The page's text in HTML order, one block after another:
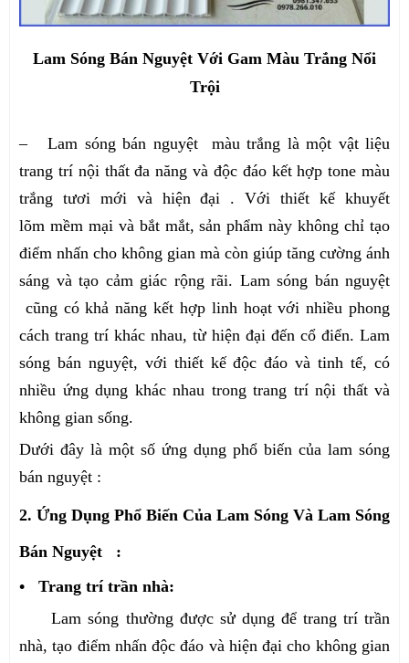
Lam Sóng Bán Nguyệt Với Gam Màu Trắng Nổi
Trội
– Lam sóng bán nguyệt màu trắng là một vật liệu
trang trí nội thất đa năng và độc đáo kết hợp tone màu
trắng tươi mới và hiện đại . Với thiết kế khuyết
lõm mềm mại và bắt mắt, sản phẩm này không chỉ tạo
điểm nhấn cho không gian mà còn giúp tăng cường ánh
sáng và tạo cảm giác rộng rãi. Lam sóng bán nguyệt
cũng có khả năng kết hợp linh hoạt với nhiều phong
cách trang trí khác nhau, từ hiện đại đến cổ điển. Lam
sóng bán nguyệt, với thiết kế độc đáo và tinh tế, có
nhiều ứng dụng khác nhau trong trang trí nội thất và
không gian sống.
Dưới đây là một số ứng dụng phổ biến của lam sóng
bán nguyệt :
2. Ứng Dụng Phổ Biến Của Lam Sóng Và Lam Sóng
Bán Nguyệt :
• Trang trí trần nhà:
Lam sóng thường được sử dụng để trang trí trần
nhà, tạo điểm nhấn độc đáo và hiện đại cho không gian